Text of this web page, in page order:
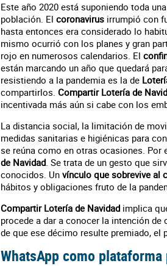
Este año 2020 está suponiendo toda
población. El coronavirus irrumpió con
hasta entonces era considerado lo
mismo ocurrió con los planes y gran
rojo en numerosos calendarios. El
están marcando un año que quedará
resistiendo a la pandemia es la de
compartirlos. Compartir Lotería de
incentivada más aún si cabe con los
La distancia social, la limitación de
medidas sanitarias e higiénicas para
se reúna como en otras ocasiones. Por
de Navidad. Se trata de un gesto que
conocidos. Un vínculo que sobrevive al
hábitos y obligaciones fruto de la
Compartir Lotería de Navidad implica
procede a dar a conocer la intención
de que ese décimo resulte premiado, el
WhatsApp como